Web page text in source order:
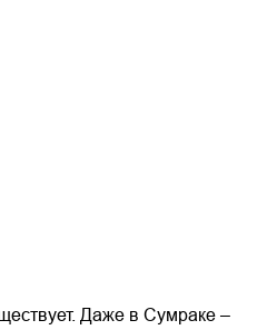
Даже в Сумраке –